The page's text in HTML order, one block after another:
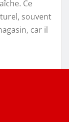
Ce
souvent
car il